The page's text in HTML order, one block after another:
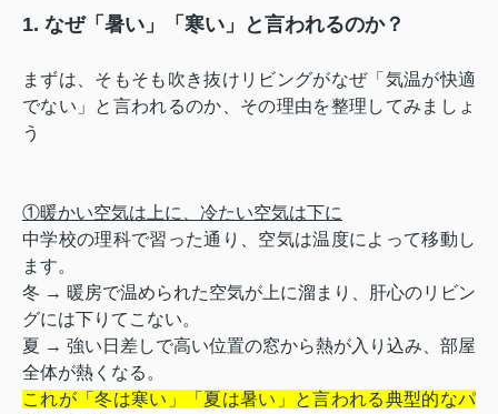
1. なぜ「暑い」「寒い」と言われるのか？
まずは、そもそも吹き抜けリビングがなぜ「気温が快適
でない」と言われるのか、その理由を整理してみましょ
う
①暖かい空気は上に、冷たい空気は下に
中学校の理科で習った通り、空気は温度によって移動し
ます。
冬 → 暖房で温められた空気が上に溜まり、肝心のリビン
グには下りてこない。
夏 → 強い日差しで高い位置の窓から熱が入り込み、部屋
全体が熱くなる。
これが「冬は寒い」「夏は暑い」と言われる典型的なパ